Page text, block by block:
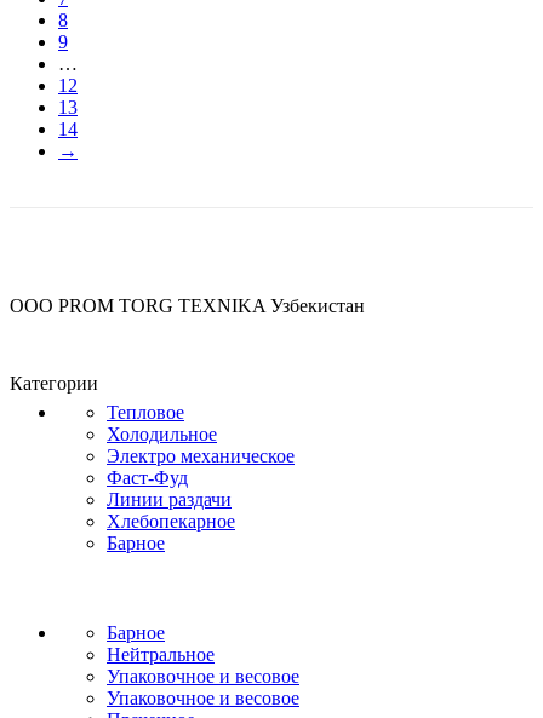
8
9
…
12
13
14
→
OOO PROM TORG TEXNIKA Узбекистан
Категории
Тепловое
Холодильное
Электро механическое
Фаст-Фуд
Линии раздачи
Хлебопекарное
Барное
Барное
Нейтральное
Упаковочное и весовое
Упаковочное и весовое